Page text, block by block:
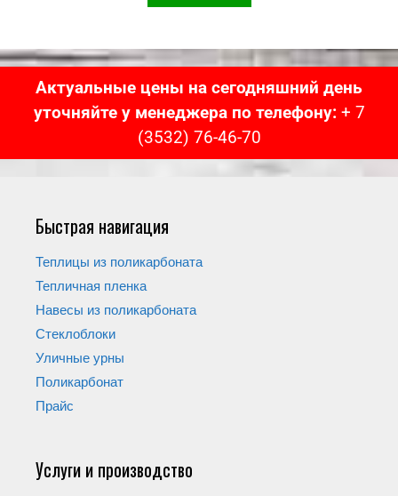
Актуальные цены на сегодняшний день
уточняйте у менеджера по телефону: + 7
(3532) 76-46-70
Быстрая навигация
Теплицы из поликарбоната
Тепличная пленка
Навесы из поликарбоната
Стеклоблоки
Уличные урны
Поликарбонат
Прайс
Услуги и производство